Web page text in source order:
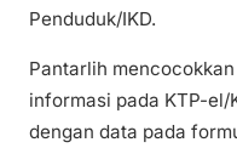
Penduduk/IKD.
Pantarlih
informasi pada KTP-el/
dengan data pada